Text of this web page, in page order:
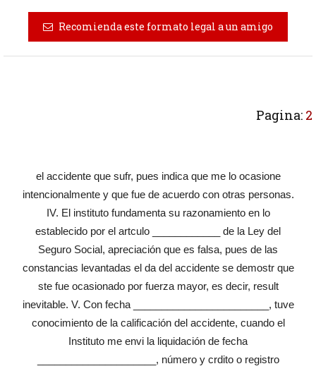
Recomienda este formato legal a un amigo
Pagina: 2
el accidente que sufr, pues indica que me lo ocasione
intencionalmente y que fue de acuerdo con otras personas.
IV. El instituto fundamenta su razonamiento en lo
establecido por el artculo ____________ de la Ley del
Seguro Social, apreciación que es falsa, pues de las
constancias levantadas el da del accidente se demostr que
ste fue ocasionado por fuerza mayor, es decir, result
inevitable. V. Con fecha ________________________, tuve
conocimiento de la calificación del accidente, cuando el
Instituto me envi la liquidación de fecha
_____________________, número y crdito o registro